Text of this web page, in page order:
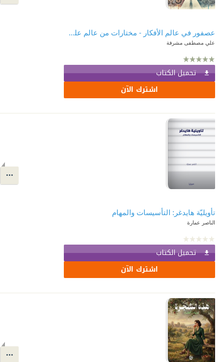
عصفور في عالم الأفكار - مختارات من عالم علي مصطفى مشرفة
علي مصطفى مشرفة
تحميل الكتاب
اشترك الآن
تأويليّة هايدغر: التأسيسات والمهام
الناصر عمارة
تحميل الكتاب
اشترك الآن